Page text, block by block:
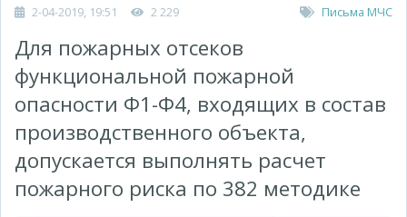
2-04-2019, 19:51 2 229 Письма МЧС
Для пожарных отсеков
функциональной пожарной
опасности Ф1-Ф4, входящих в состав
производственного объекта,
допускается выполнять расчет
пожарного риска по 382 методике